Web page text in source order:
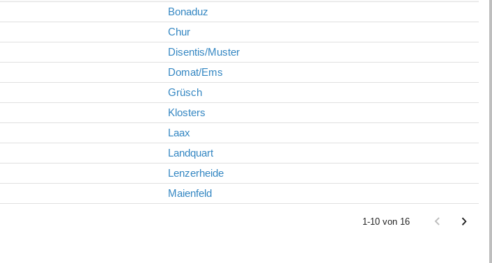
Bonaduz
Chur
Disentis/Muster
Domat/Ems
Grüsch
Klosters
Laax
Landquart
Lenzerheide
Maienfeld
1-10 von 16